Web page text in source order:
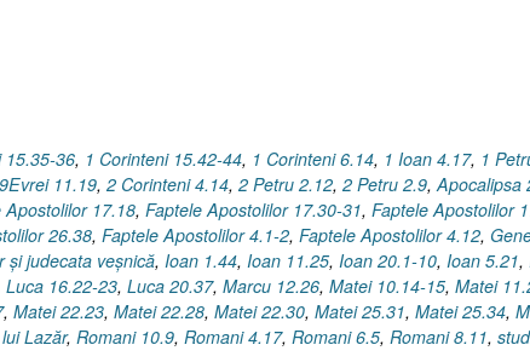
15.35-36, 1 Corinteni 15.42-44, 1 Corinteni 6.14, 1 Ioan 4.17, 1
11.19, 2 Corinteni 4.14, 2 Petru 2.12, 2 Petru 2.9, Apocalipsa
Apostolilor 17.18, Faptele Apostolilor 17.30-31, Faptele Apostolilor
26.38, Faptele Apostolilor 4.1-2, Faptele Apostolilor 4.12,
şi judecata veşnică, Ioan 1.44, Ioan 11.25, Ioan 20.1-10, Ioan 5.21,
Luca 16.22-23, Luca 20.37, Marcu 12.26, Matei 10.14-15, Matei
, Matei 22.23, Matei 22.28, Matei 22.30, Matei 25.31, Matei 25.34,
Lazăr, Romani 10.9, Romani 4.17, Romani 6.5, Romani 8.11,